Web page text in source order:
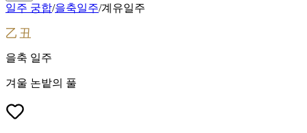
일주 궁합/을축일주/계유일주
乙丑
을축 일주
겨울 논밭의 풀